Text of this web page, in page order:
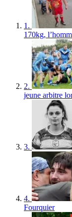
1.
170kg,
2.
jeune arbitre
3.
4.
Fourquier